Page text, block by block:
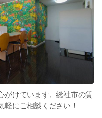
がけています。総社市の賃
軽にご相談ください！